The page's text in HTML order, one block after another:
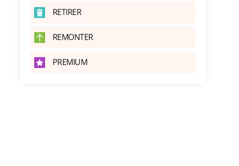
RETIRER
REMONTER
PREMIUM